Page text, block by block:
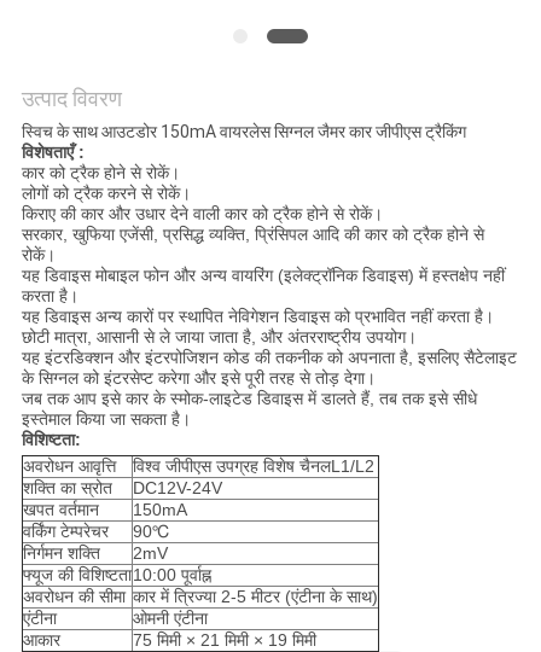
PRIVACY
POLICY
उत्पाद विवरण
स्विच के साथ आउटडोर 150mA वायरलेस सिग्नल जैमर कार जीपीएस ट्रैकिंग
विशेषताएँ :
कार को ट्रैक होने से रोकें।
लोगों को ट्रैक करने से रोकें।
किराए की कार और उधार देने वाली कार को ट्रैक होने से रोकें।
सरकार, खुफिया एजेंसी, प्रसिद्ध व्यक्ति, प्रिंसिपल आदि की कार को ट्रैक होने से
रोकें।
यह डिवाइस मोबाइल फोन और अन्य वायरिंग (इलेक्ट्रॉनिक डिवाइस) में हस्तक्षेप नहीं
करता है।
यह डिवाइस अन्य कारों पर स्थापित नेविगेशन डिवाइस को प्रभावित नहीं करता है।
छोटी मात्रा, आसानी से ले जाया जाता है, और अंतरराष्ट्रीय उपयोग।
यह इंटरडिक्शन और इंटरपोजिशन कोड की तकनीक को अपनाता है, इसलिए सैटेलाइट
के सिग्नल को इंटरसेप्ट करेगा और इसे पूरी तरह से तोड़ देगा।
जब तक आप इसे कार के स्मोक-लाइटेड डिवाइस में डालते हैं, तब तक इसे सीधे
इस्तेमाल किया जा सकता है।
विशिष्टता:
अवरोधन आवृत्ति
विश्व जीपीएस उपग्रह विशेष चैनलL1/L2
शक्ति का स्रोत
DC12V-24V
खपत वर्तमान
150mA
वर्किंग टेम्परेचर
90℃
निर्गमन शक्ति
2mV
फ्यूज की विशिष्टता10:00 पूर्वाह्न
अवरोधन की सीमा कार में त्रिज्या 2-5 मीटर (एंटीना के साथ)
एंटीना
ओमनी एंटीना
आकार
75 मिमी × 21 मिमी × 19 मिमी